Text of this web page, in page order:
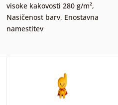
visoke kakovosti 280 g/m²,
Nasičenost barv, Enostavna
namestitev